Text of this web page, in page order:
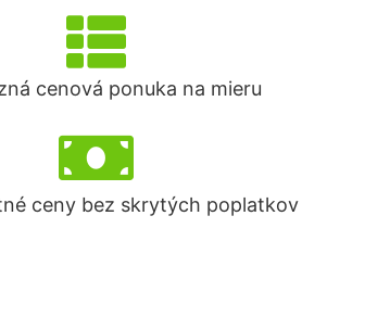
cenová ponuka na mieru
ceny bez skrytých poplatkov